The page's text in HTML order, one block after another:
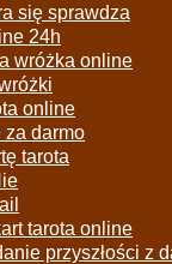
się sprawdza
24h
wróżka online
online
za darmo
tarota
tarota online
przyszłości z